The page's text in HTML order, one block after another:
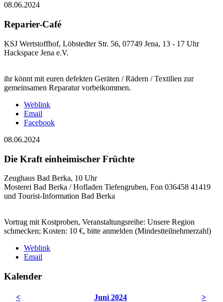
08.06.2024
Reparier-Café
KSJ Wertstoffhof, Löbstedter Str. 56, 07749 Jena, 13 - 17 Uhr
Hackspace Jena e.V.
ihr könnt mit euren defekten Geräten / Rädern / Textilien zur
gemeinsamen Reparatur vorbeikommen.
Weblink
Email
Facebook
08.06.2024
Die Kraft einheimischer Früchte
Zeughaus Bad Berka, 10 Uhr
Mosterei Bad Berka / Hofladen Tiefengruben, Fon 036458 41419
und Tourist-Information Bad Berka
Vortrag mit Kostproben, Veranstaltungsreihe: Unsere Region
schmecken; Kosten: 10 €, bitte anmelden (Mindestteilnehmerzahl)
Weblink
Email
Kalender
< Juni 2024
>